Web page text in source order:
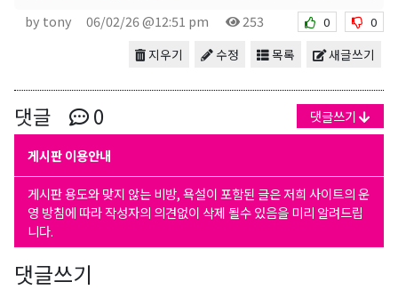
by tony 06/02/26 @12:51 pm 253 0 0
새글쓰기
목록
수정
지우기
댓글 0 댓글쓰기
게시판 이용안내
게시판 용도와 맞지 않는 비방, 욕설이 포함된 글은 저희 사이트의 운
영 방침에 따라 작성자의 의견없이 삭제 될수 있음을 미리 알려드립
니다.
댓글쓰기